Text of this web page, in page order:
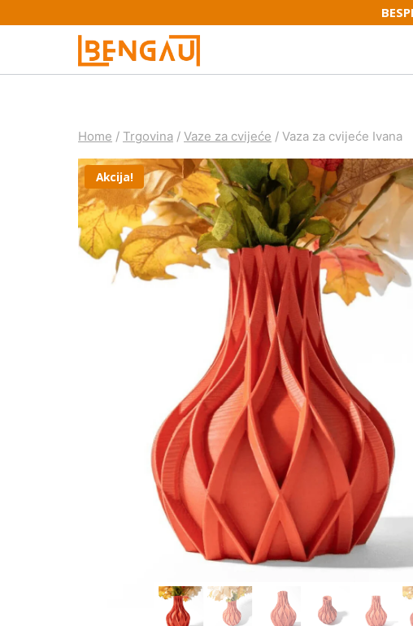
Home / Trgovina / Vaze za cvijeće / Vaza za cvijeće Ivana
Akcija!